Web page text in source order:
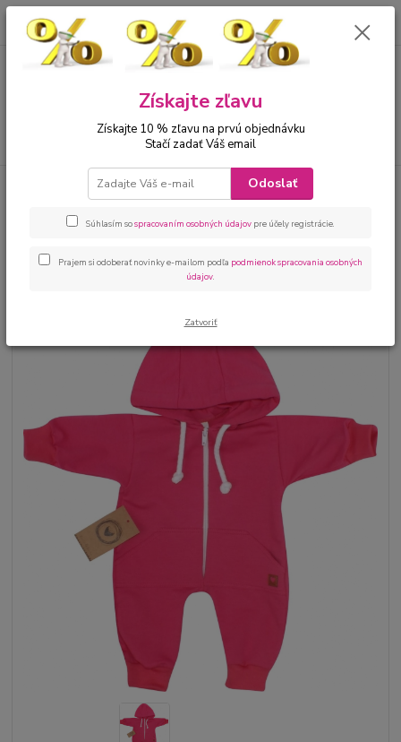
00421 905 612848 za0 €
Kojenecké kombinézy
Kojenecký overal - kombinéza
Kojenecký overal - kombinéza
amarant
Získajte zľavu
Získajte 10 % zľavu na prvú objednávku
Stačí zadať Váš email
Odoslať
Súhlasím sospracovaním osobných údajov pre účely registrácie.
Prajem si odoberať novinky e-mailom podľa podmienok spracovania osobných
údajov.
Zatvoriť